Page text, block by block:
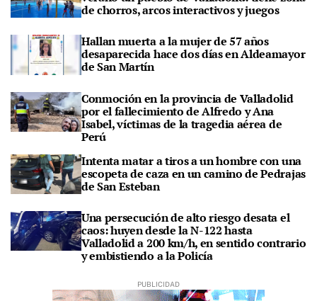
de chorros, arcos interactivos y juegos
Hallan muerta a la mujer de 57 años
desaparecida hace dos días en Aldeamayor
de San Martín
Conmoción en la provincia de Valladolid
por el fallecimiento de Alfredo y Ana
Isabel, víctimas de la tragedia aérea de
Perú
Intenta matar a tiros a un hombre con una
escopeta de caza en un camino de Pedrajas
de San Esteban
Una persecución de alto riesgo desata el
caos: huyen desde la N-122 hasta
Valladolid a 200 km/h, en sentido contrario
y embistiendo a la Policía